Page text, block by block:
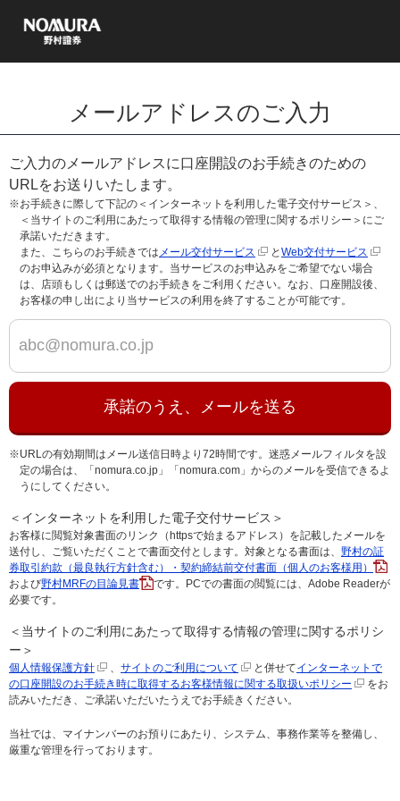
メールアドレスのご入力
ご入力のメールアドレスに口座開設のお手続きのための
URLをお送りいたします。
※お手続きに際して下記の＜インターネットを利用した電子交付サービス＞、
＜当サイトのご利用にあたって取得する情報の管理に関するポリシー＞にご
承諾いただきます。
また、こちらのお手続きでは メール交付サービス と Web交付サービス
のお申込みが必須となります。当サービスのお申込みをご希望でない場合
は、店頭もしくは郵送でのお手続きをご利用ください。なお、口座開設後、
お客様の申し出により当サービスの利用を終了することが可能です。
承諾のうえ、メールを送る
※URLの有効期間はメール送信日時より72時間です。迷惑メールフィルタを設
定の場合は、「nomura.co.jp」「nomura.com」からのメールを受信できるよ
うにしてください。
＜インターネットを利用した電子交付サービス＞
お客様に閲覧対象書面のリンク（httpsで始まるアドレス）を記載したメールを
送付し、ご覧いただくことで書面交付とします。対象となる書面は、 野村の証
券取引約款（最良執行方針含む）・契約締結前交付書面（個人のお客様用）
および野村MRFの目論見書
です。PCでの書面の閲覧には、Adobe Readerが
必要です。
＜当サイトのご利用にあたって取得する情報の管理に関するポリシ
ー＞
個人情報保護方針 、 サイトのご利用について と併せてインターネットで
の口座開設のお手続き時に取得するお客様情報に関する取扱いポリシー
をお
読みいただき、ご承諾いただいたうえでお手続きください。
当社では、マイナンバーのお預りにあたり、システム、事務作業等を整備し、
厳重な管理を行っております。